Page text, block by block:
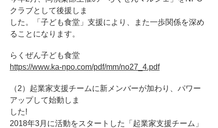
クラブとして後援しま
した。「子ども食堂」支援により、また一歩関係を深め
ることになります。
らくぜん子ども食堂
https://www.ka-npo.com/pdf/mm/no27_4.pdf
（2）起業家支援チームに新メンバーが加わり、パワー
アップして始動しま
した!
2018年3月に活動をスタートした「起業家支援チーム」